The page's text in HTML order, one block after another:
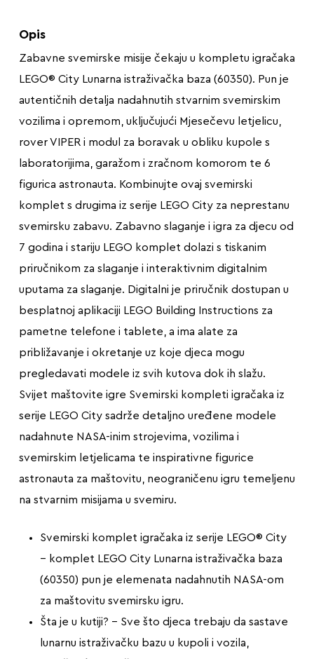
Opis
Zabavne svemirske misije čekaju u kompletu igračaka
LEGO® City Lunarna istraživačka baza (60350). Pun je
autentičnih detalja nadahnutih stvarnim svemirskim
vozilima i opremom, uključujući Mjesečevu letjelicu,
rover VIPER i modul za boravak u obliku kupole s
laboratorijima, garažom i zračnom komorom te 6
figurica astronauta. Kombinujte ovaj svemirski
komplet s drugima iz serije LEGO City za neprestanu
svemirsku zabavu. Zabavno slaganje i igra za djecu od
7 godina i stariju LEGO komplet dolazi s tiskanim
priručnikom za slaganje i interaktivnim digitalnim
uputama za slaganje. Digitalni je priručnik dostupan u
besplatnoj aplikaciji LEGO Building Instructions za
pametne telefone i tablete, a ima alate za
približavanje i okretanje uz koje djeca mogu
pregledavati modele iz svih kutova dok ih slažu.
Svijet maštovite igre Svemirski kompleti igračaka iz
serije LEGO City sadrže detaljno uređene modele
nadahnute NASA-inim strojevima, vozilima i
svemirskim letjelicama te inspirativne figurice
astronauta za maštovitu, neograničenu igru temeljenu
na stvarnim misijama u svemiru.
Svemirski komplet igračaka iz serije LEGO® City
– komplet LEGO City Lunarna istraživačka baza
(60350) pun je elemenata nadahnutih NASA-om
za maštovitu svemirsku igru.
Šta je u kutiji? – Sve što djeca trebaju da sastave
lunarnu istraživačku bazu u kupoli i vozila,